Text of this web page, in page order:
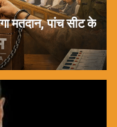
मतदान, पांच सीट के